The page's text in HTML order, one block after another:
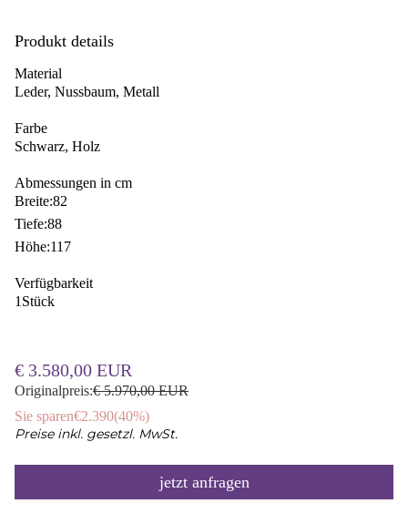
Produkt details
Material
Leder, Nussbaum, Metall
Farbe
Schwarz, Holz
Abmessungen in cm
Breite:82
Tiefe:88
Höhe:117
Verfügbarkeit
1Stück
€ 3.580,00 EUR
Originalpreis:€ 5.970,00 EUR
Sie sparen€2.390(40%)
Preise inkl. gesetzl. MwSt.
jetzt anfragen